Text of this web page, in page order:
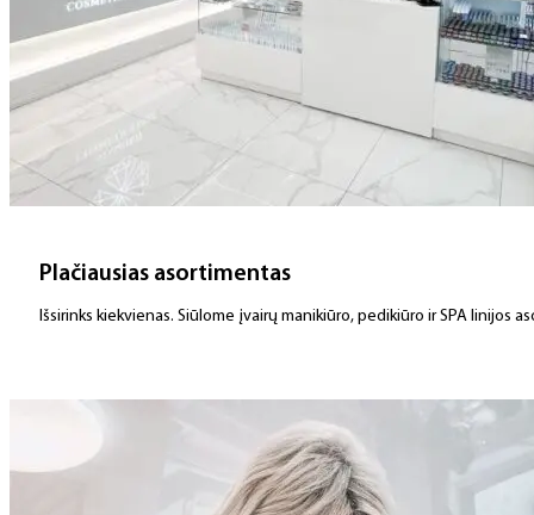
Plačiausias asortimentas
Išsirinks kiekvienas. Siūlome įvairų manikiūro, pedikiūro ir SPA linijos